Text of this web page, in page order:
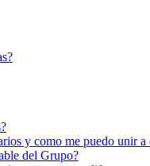
y como me puedo unir a
del Grupo?